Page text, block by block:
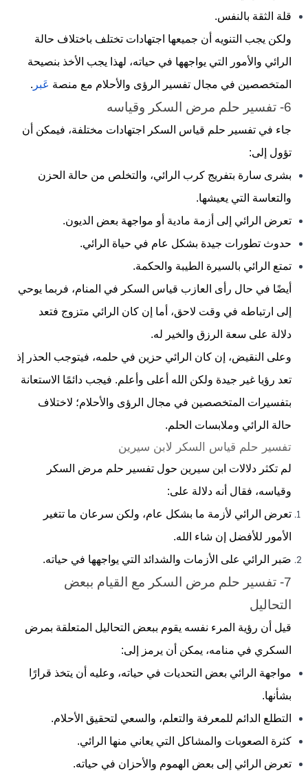
قلة الثقة بالنفس.
ولكن يجب التنويه أن جميعها اجتهادات تختلف باختلاف حالة
الرائي والأمور التي يواجهها في حياته، لهذا يجب الأخذ بنصيحة
المتخصصين في مجال تفسير الرؤى والأحلام مع منصة عَبر .
6- تفسير حلم مرض السكر وقياسه
جاء في تفسير حلم قياس السكر اجتهادات مختلفة، فيمكن أن
تؤول إلى:
بشرى سارة بتفريج كرب الرائي، والتخلص من حالة الحزن
والتعاسة التي يعيشها.
تعرض الرائي إلى أزمة مادية أو مواجهة بعض الديون.
حدوث تطورات جيدة بشكل عام في حياة الرائي.
تمتع الرائي بالسيرة الطيبة والحكمة.
أيضًا في حال رأى العازب قياس السكر في المنام، فربما يوحي
إلى ارتباطه في وقت لاحق، أما إن كان الرائي متزوج فتعد
دلالة على سعة الرزق والخير له.
وعلى النقيض، إن كان الرائي حزين في حلمه، فيتوجب الحذر إذ
تعد رؤيا غير جيدة ولكن الله أعلى وأعلم. فيجب دائمًا الاستعانة
بتفسيرات المتخصصين في مجال الرؤى والأحلام؛ لاختلاف
حالة الرائي وملابسات الحلم.
تفسير حلم قياس السكر لابن سيرين
لم تكثر دلالات ابن سيرين حول تفسير حلم مرض السكر
وقياسه، فقال أنه دلالة على:
تعرض الرائي لأزمة ما بشكل عام، ولكن سرعان ما تتغير
الأمور للأفضل إن شاء الله.
صَبر الرائي على الأزمات والشدائد التي يواجهها في حياته.
7- تفسير حلم مرض السكر مع القيام ببعض
التحاليل
قيل أن رؤية المرء نفسه يقوم ببعض التحاليل المتعلقة بمرض
السكري في منامه، يمكن أن يرمز إلى:
مواجهة الرائي بعض التحديات في حياته، وعليه أن يتخذ قرارًا
بشأنها.
التطلع الدائم للمعرفة والتعلم، والسعي لتحقيق الأحلام.
كثرة الصعوبات والمشاكل التي يعاني منها الرائي.
تعرض الرائي إلى بعض الهموم والأحزان في حياته.